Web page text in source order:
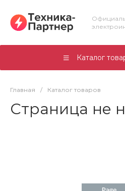
Каталог
Главная / Каталог товаров
Страница не